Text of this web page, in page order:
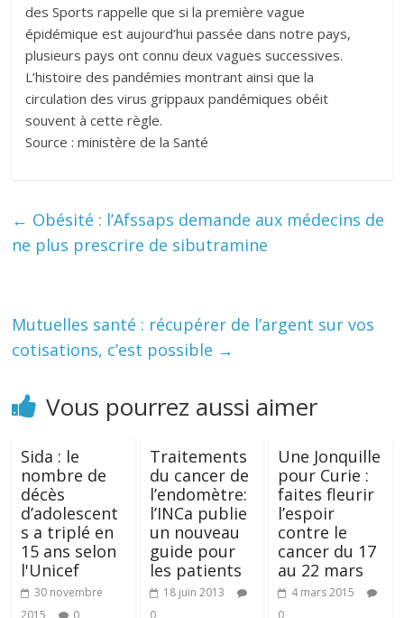
des Sports rappelle que si la première vague
épidémique est aujourd’hui passée dans notre pays,
plusieurs pays ont connu deux vagues successives.
L’histoire des pandémies montrant ainsi que la
circulation des virus grippaux pandémiques obéit
souvent à cette règle.
Source : ministère de la Santé
← Obésité : l’Afssaps demande aux médecins de
ne plus prescrire de sibutramine
Mutuelles santé : récupérer de l’argent sur vos
cotisations, c’est possible →
Vous pourrez aussi aimer
Sida : le
nombre de
décès
d’adolescent
s a triplé en
15 ans selon
l'Unicef
30 novembre
2015
0
Traitements
du cancer de
l’endomètre:
l’INCa publie
un nouveau
guide pour
les patients
18 juin 2013
0
Une Jonquille
pour Curie :
faites fleurir
l’espoir
contre le
cancer du 17
au 22 mars
4 mars 2015
0